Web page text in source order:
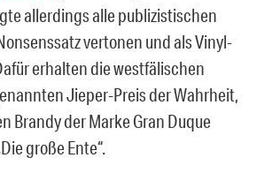
allerdings alle publizistischen
vertonen und als Vinyl-
erhalten die westfälischen
Jieper-Preis der Wahrheit,
Brandy der Marke Gran Duque
große Ente“.